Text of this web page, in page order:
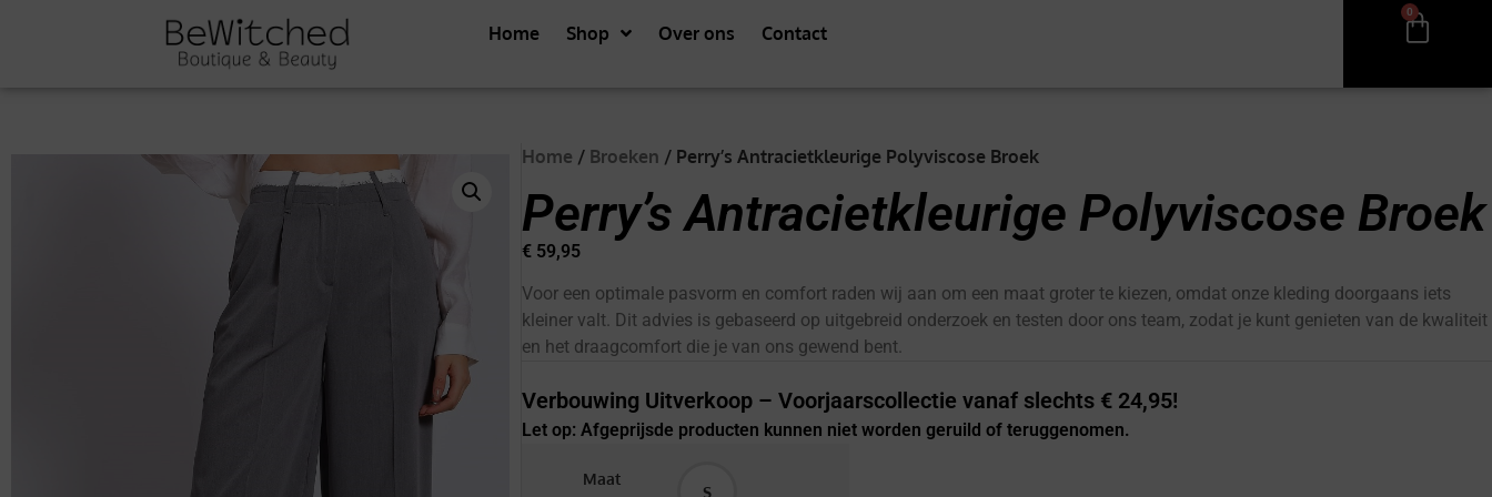
Home Shop Over ons Contact
0
Home / Broeken / Perry’s Antracietkleurige Polyviscose Broek
Perry’s Antracietkleurige Polyviscose Broek
€ 59,95
Voor een optimale pasvorm en comfort raden wij aan om een maat groter te kiezen, omdat onze kleding doorgaans iets
kleiner valt. Dit advies is gebaseerd op uitgebreid onderzoek en testen door ons team, zodat je kunt genieten van de kwaliteit
en het draagcomfort die je van ons gewend bent.
Verbouwing Uitverkoop – Voorjaarscollectie vanaf slechts € 24,95!
Let op: Afgeprijsde producten kunnen niet worden geruild of teruggenomen.
Maat
S